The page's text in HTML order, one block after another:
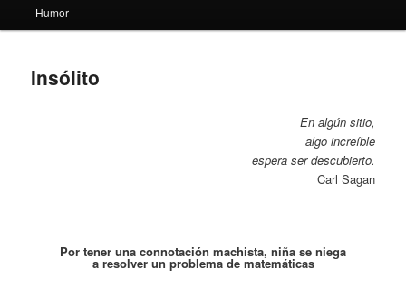
Humor
Insólito
En algún sitio,
algo increíble
espera ser descubierto.
Carl Sagan
Por tener una connotación machista, niña se niega
a resolver un problema de matemáticas